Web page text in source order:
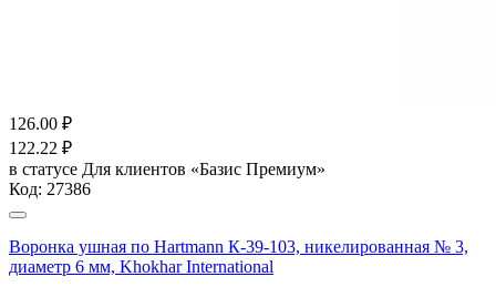
126.00 ₽
122.22 ₽
в статусе Для клиентов «Базис Премиум»
Код: 27386
Воронка ушная по Hartmann К-39-103, никелированная № 3,
диаметр 6 мм, Khokhar International